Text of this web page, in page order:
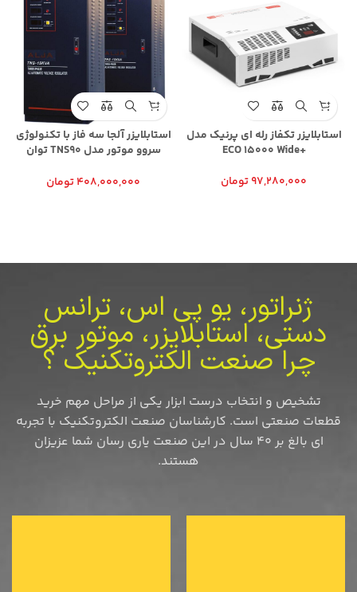
استابلایزر تکفاز رله ای پرنیک مدل
+ECO 15000 Wide
97,280,000تومان
استابلایزر آلجا سه فاز با تکنولوژی
سروو موتور مدل TNS90 توان
408,000,000تومان
ژنراتور، یو پی اس، ترانس
دستی، استابلایزر، موتور برق
چرا صنعت الکتروتکنیک ؟
تشخیص و انتخاب درست ابزار یکی از مراحل مهم خرید
قطعات صنعتی است. کارشناسان صنعت الکتروتکنیک با تجربه
ای بالغ بر 40 سال در این صنعت یاری رسان شما عزیزان
هستند.